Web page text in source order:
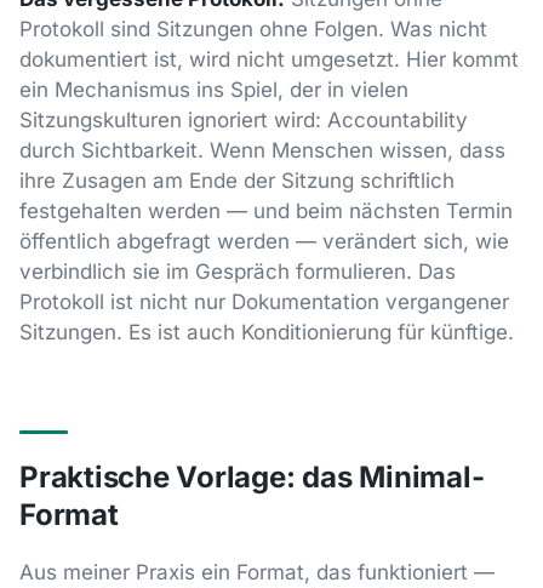
Protokoll sind Sitzungen ohne Folgen. Was nicht
dokumentiert ist, wird nicht umgesetzt. Hier kommt
ein Mechanismus ins Spiel, der in vielen
Sitzungskulturen ignoriert wird: Accountability
durch Sichtbarkeit. Wenn Menschen wissen, dass
ihre Zusagen am Ende der Sitzung schriftlich
festgehalten werden — und beim nächsten Termin
öffentlich abgefragt werden — verändert sich, wie
verbindlich sie im Gespräch formulieren. Das
Protokoll ist nicht nur Dokumentation vergangener
Sitzungen. Es ist auch Konditionierung für künftige.
Praktische Vorlage: das Minimal-
Format
Aus meiner Praxis ein Format, das funktioniert —